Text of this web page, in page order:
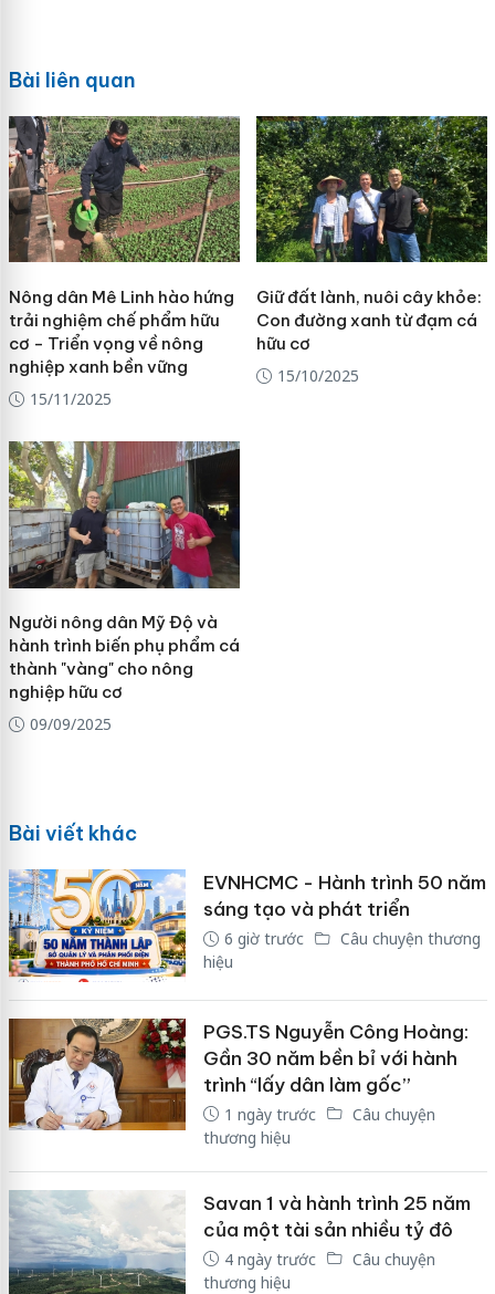
Bài liên quan
Nông dân Mê Linh hào hứng
trải nghiệm chế phẩm hữu
cơ - Triển vọng về nông
nghiệp xanh bền vững
15/11/2025
Giữ đất lành, nuôi cây khỏe:
Con đường xanh từ đạm cá
hữu cơ
15/10/2025
Người nông dân Mỹ Độ và
hành trình biến phụ phẩm cá
thành "vàng" cho nông
nghiệp hữu cơ
09/09/2025
Bài viết khác
EVNHCMC - Hành trình 50 năm
sáng tạo và phát triển
6 giờ trước
Câu chuyện thương
hiệu
PGS.TS Nguyễn Công Hoàng:
Gần 30 năm bền bỉ với hành
trình “lấy dân làm gốc”
1 ngày trước
Câu chuyện
thương hiệu
Savan 1 và hành trình 25 năm
của một tài sản nhiều tỷ đô
4 ngày trước
Câu chuyện
thương hiệu